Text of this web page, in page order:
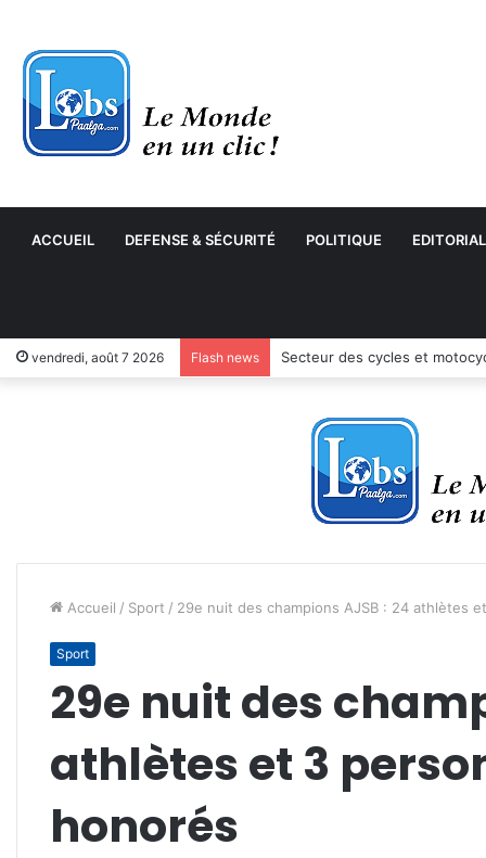
ACCUEIL DEFENSE & SÉCURITÉ POLITIQUE EDITORIAL
vendredi, août 7 2026 Flash news Secteur des cycles et
Accueil / Sport / 29e nuit des champions AJSB : 24 athlètes
Sport
29e nuit des
athlètes et 3
honorés